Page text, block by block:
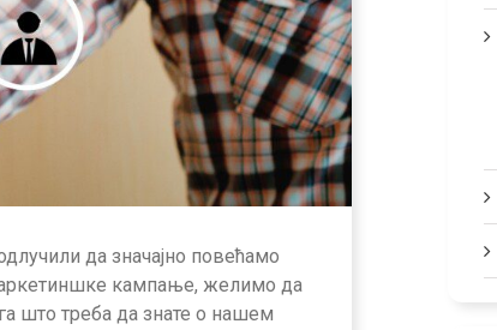
да значајно повећамо
кампање, желимо да
што треба да знате о нашем